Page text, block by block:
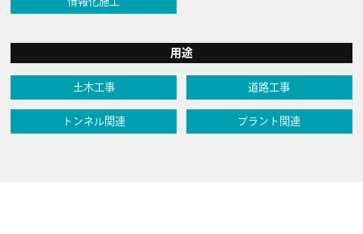
用途
土木工事 道路工事
トンネル関連 プラント関連